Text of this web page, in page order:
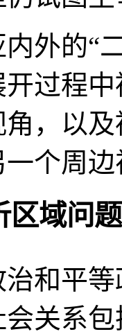
内外的“
过程
，以
个周
区域问题
治和平
关系